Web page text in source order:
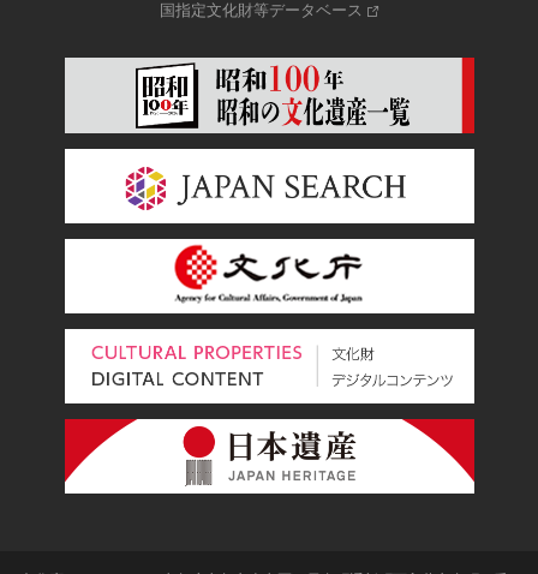
国指定文化財等データベース